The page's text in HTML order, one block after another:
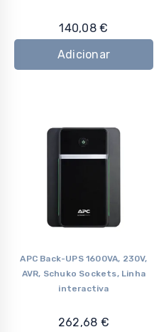
140,08€
Adicionar
APC Back-UPS 1600VA, 230V,
AVR, Schuko Sockets, Linha
interactiva
262,68 €